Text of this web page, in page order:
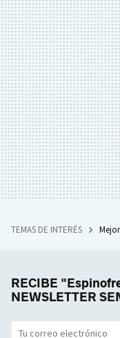
TEMAS DE INTERÉS
RECIBE
NEWSLETTER